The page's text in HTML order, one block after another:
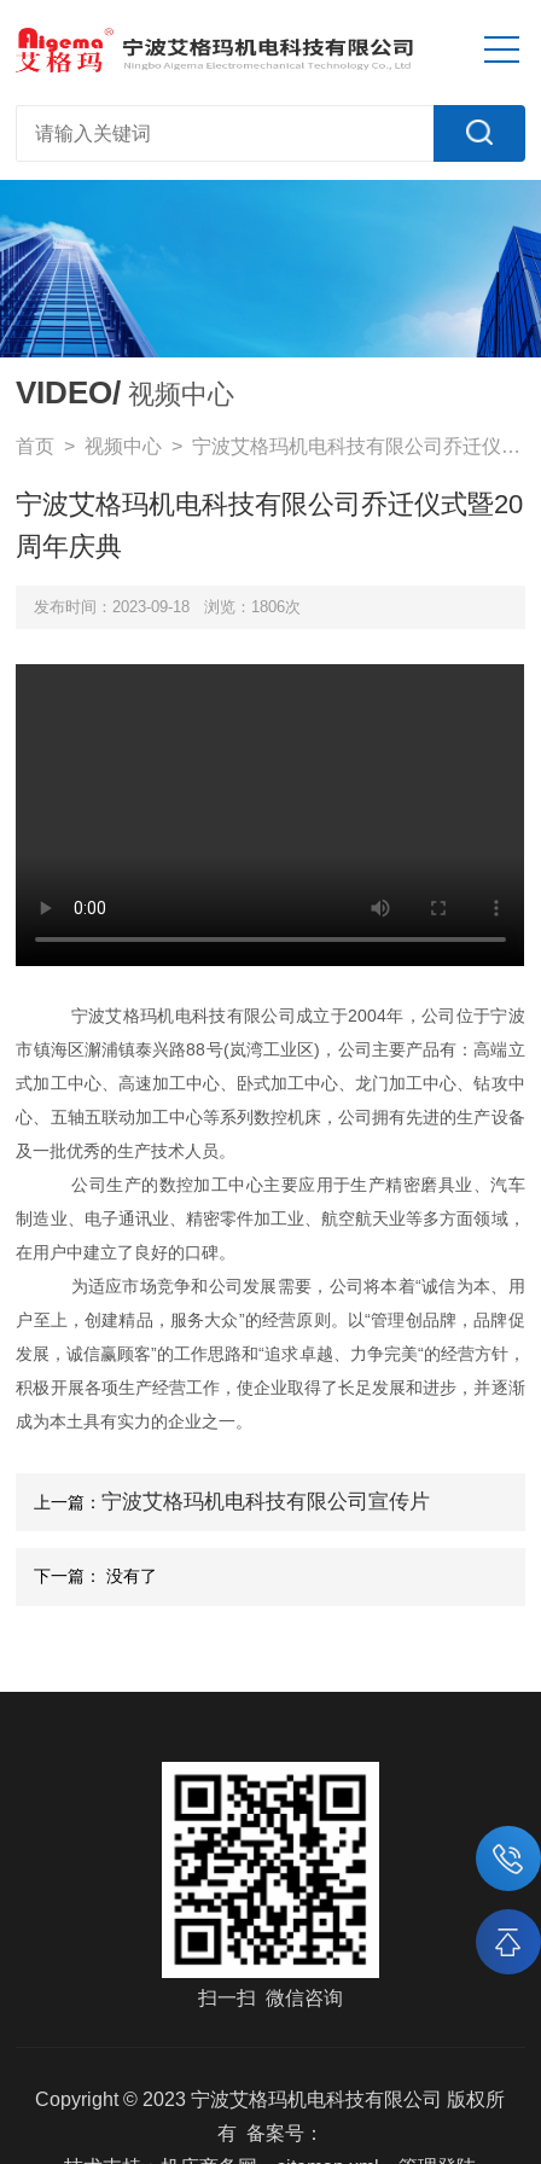
VIDEO/ 视频中心
首页 >视频中心 > 宁波艾格玛机电科技有限公司乔迁仪式暨20周年庆典
宁波艾格玛机电科技有限公司乔迁仪式暨20
周年庆典
发布时间：2023-09-18 浏览：1806次
宁波艾格玛机电科技有限公司成立于2004年，公司位于宁波
市镇海区澥浦镇泰兴路88号(岚湾工业区)，公司主要产品有：高端立
式加工中心、高速加工中心、卧式加工中心、龙门加工中心、钻攻中
心、五轴五联动加工中心等系列数控机床，公司拥有先进的生产设备
及一批优秀的生产技术人员。
公司生产的数控加工中心主要应用于生产精密磨具业、汽车
制造业、电子通讯业、精密零件加工业、航空航天业等多方面领域，
在用户中建立了良好的口碑。
为适应市场竞争和公司发展需要，公司将本着“诚信为本、用
户至上，创建精品，服务大众”的经营原则。以“管理创品牌，品牌促
发展，诚信赢顾客”的工作思路和“追求卓越、力争完美“的经营方针，
积极开展各项生产经营工作，使企业取得了长足发展和进步，并逐渐
成为本土具有实力的企业之一。
上一篇： 宁波艾格玛机电科技有限公司宣传片
下一篇： 没有了
扫一扫 微信咨询
Copyright © 2023 宁波艾格玛机电科技有限公司 版权所
有 备案号：